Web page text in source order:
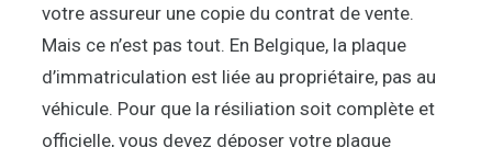
votre assureur une copie du contrat de vente.
Mais ce n’est pas tout. En Belgique, la plaque
d’immatriculation est liée au propriétaire, pas au
véhicule. Pour que la résiliation soit complète et
officielle, vous devez déposer votre plaque